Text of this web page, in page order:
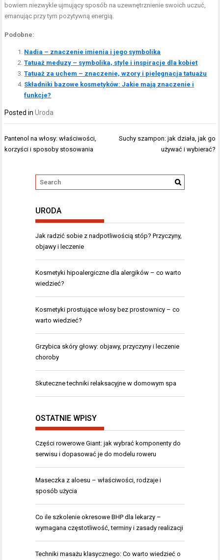
bowiem niezwykle ujmujący sposób na uzewnętrznienie swoich uczuć,
emanując przy tym pozytywną energią.
Podobne:
Nadia – znaczenie imienia i jego symbolika
Tatuaż meduzy – symbolika, style i inspiracje dla kobiet
Tatuaż za uchem – znaczenie, wzory i pielęgnacja tatuażu
Składniki bazowe kosmetyków: Jakie mają znaczenie i
funkcje?
Posted inUroda
Nawigacja
wpisu
Pantenol na włosy: właściwości,
korzyści i sposoby stosowania
Suchy szampon: jak działa, jak go
używać i wybierać?
URODA
Jak radzić sobie z nadpotliwością stóp? Przyczyny,
objawy i leczenie
Kosmetyki hipoalergiczne dla alergików – co warto
wiedzieć?
Kosmetyki prostujące włosy bez prostownicy – co
warto wiedzieć?
Grzybica skóry głowy: objawy, przyczyny i leczenie
choroby
Skuteczne techniki relaksacyjne w domowym spa
OSTATNIE WPISY
Części rowerowe Giant: jak wybrać komponenty do
serwisu i dopasować je do modelu roweru
Maseczka z aloesu – właściwości, rodzaje i
sposób użycia
Co ile szkolenie okresowe BHP dla lekarzy –
wymagana częstotliwość, terminy i zasady realizacji
Techniki masażu klasycznego: Co warto wiedzieć o